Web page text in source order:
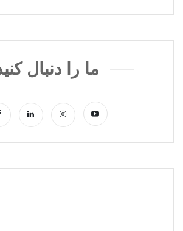
ما را دنبال